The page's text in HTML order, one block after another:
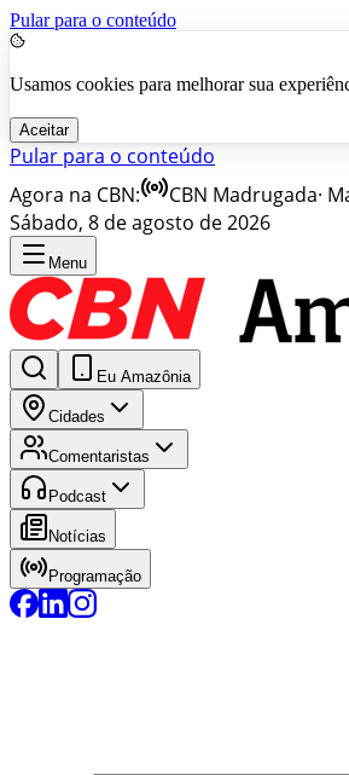
Pular para o conteúdo
Usamos cookies para melhorar sua
Aceitar
Pular para o conteúdo
Agora na CBN:
CBN Madrugada·
Sábado, 8 de agosto de 2026
Menu
Eu Amazônia
Cidades
Comentaristas
Podcast
Notícias
Programação